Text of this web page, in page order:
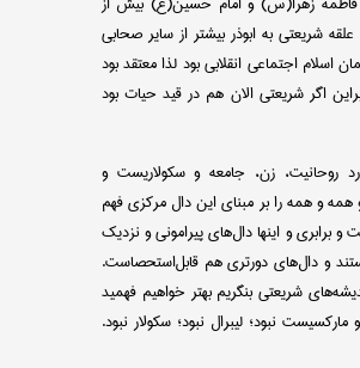
شریعتی به ابوذر بیشتر از سایر صحابی
اسلام اجتماعی انقلابی بود لذا معتقد بود
اگر شریعتی الان هم در قید حیات بود
روحانیت، زن، جامعه و سکولاریست و
و همه را بر مبنای این دال مرکزی فهم
و برابری و اینها دال‌های پیرامونی و نزدیک
و دال‌های دورتری هم قابل‌استحصاست.
شریعتی بنگریم بهتر خواهیم فهمید
نبود؛ لیبرال نبود؛ سکولار نبود.